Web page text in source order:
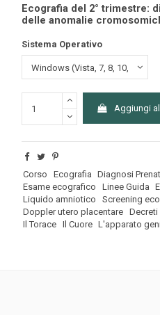
Ecografia del 2° trimestre:
delle anomalie
Sistema Operativo
Aggiungi
Corso Ecografia Diagnosi
Esame ecografico
Linee Guida
Liquido amniotico
Screening
Doppler utero placentare Decreti
Il Torace Il Cuore L'apparato